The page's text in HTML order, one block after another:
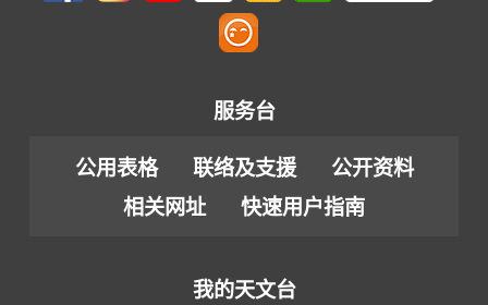
服务台
公用表格 联络及支援
公开资料
相关网址
快速用户指南
我的天文台